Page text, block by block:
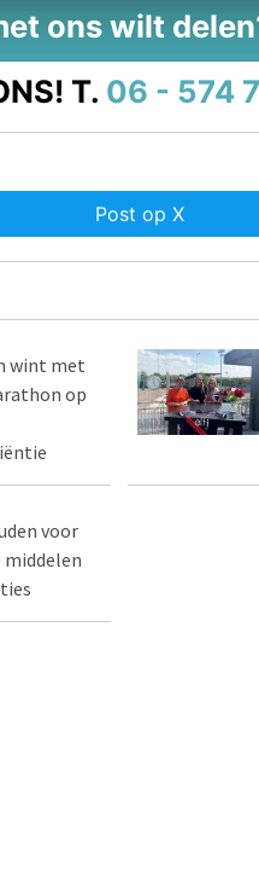
ons wilt
T. 06 - 574
Post op X
wint met
op
voor
middelen